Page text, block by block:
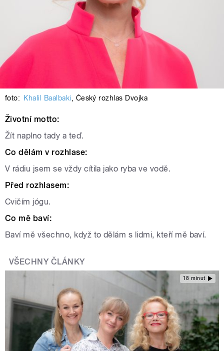
foto: Khalil Baalbaki, Český rozhlas Dvojka
Životní motto:
Žít naplno tady a teď.
Co dělám v rozhlase:
V rádiu jsem se vždy cítila jako ryba ve vodě.
Před rozhlasem:
Cvičím jógu.
Co mě baví:
Baví mě všechno, když to dělám s lidmi, kteří mě baví.
VŠECHNY ČLÁNKY
18 minut